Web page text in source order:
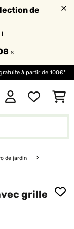
de
!
S
à partir de 100€*
de jardin
grille